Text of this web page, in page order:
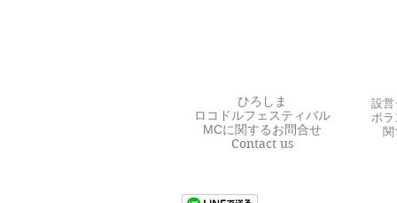
ひろしま
ロコドルフェスティバル
MCに関するお問合せ
Contact us
設営
ボラ